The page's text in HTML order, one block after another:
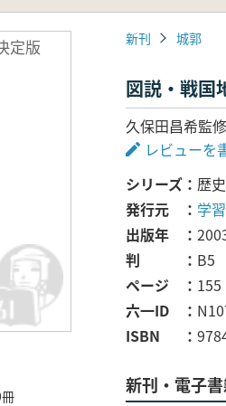
定版 新刊 城郭
図説・戦国
久保田昌希監修
レビューを
シリーズ
歴
発行元
学
出版年
判
B5
ページ
155
六一ID
ISBN
新刊・電子